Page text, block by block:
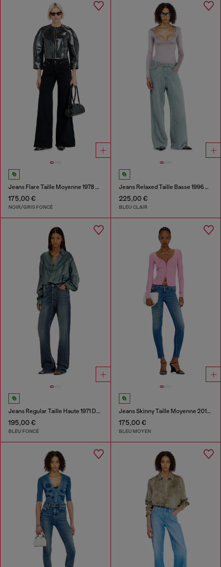
Jeans Flare Taille Moyenne 1978 D-Akemi
175,00 €
NOIR/GRIS FONCÉ
Jeans Relaxed Taille Basse 1996 D-Sire
225,00 €
BLEU CLAIR
Jeans Regular Taille Haute 1971 D-Sent
195,00 €
BLEU FONCÉ
Jeans Skinny Taille Moyenne 2017 Slandy
175,00 €
BLEU MOYEN